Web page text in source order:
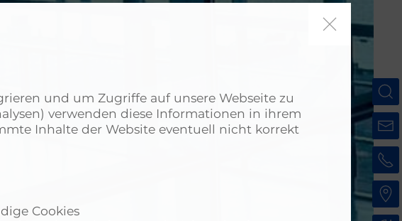
und um Zugriffe auf unsere Webseite zu
verwenden diese Informationen in ihrem
Inhalte der Website eventuell nicht korrekt
Cookies